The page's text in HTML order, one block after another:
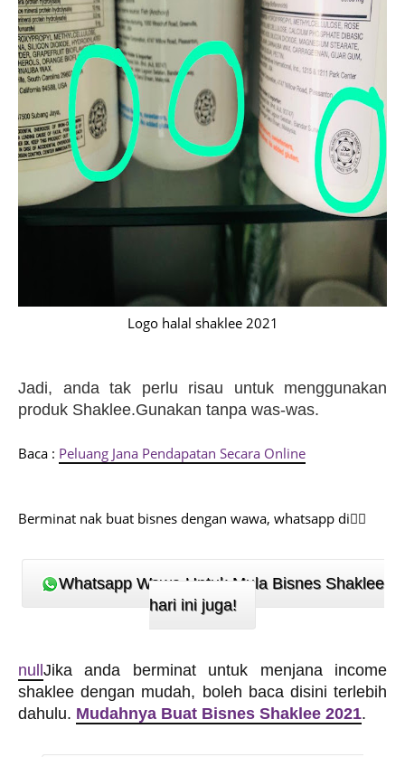
Logo halal shaklee 2021
Jadi, anda tak perlu risau untuk menggunakan
produk Shaklee.Gunakan tanpa was-was.
Baca : Peluang Jana Pendapatan Secara Online
Berminat nak buat bisnes dengan wawa, whatsapp di👇🏻
Whatsapp Wawa Untuk Mula Bisnes Shaklee
hari ini juga!
null Jika anda berminat untuk menjana income
shaklee dengan mudah, boleh baca disini terlebih
dahulu. Mudahnya Buat Bisnes Shaklee 2021.